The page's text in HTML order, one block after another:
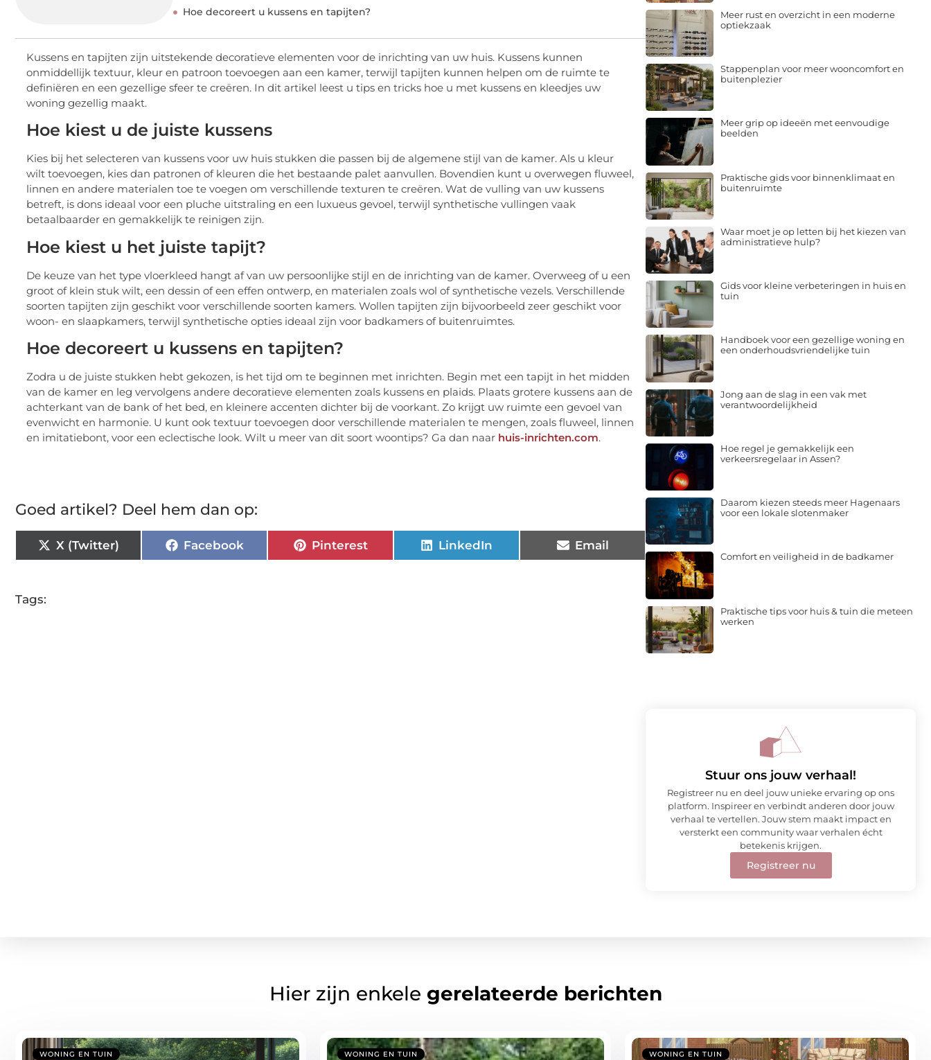
Hoe decoreert u kussens en tapijten?
Kussens en tapijten zijn uitstekende decoratieve elementen voor de inrichting van uw huis. Kussens kunnen
onmiddellijk textuur, kleur en patroon toevoegen aan een kamer, terwijl tapijten kunnen helpen om de ruimte te
definiëren en een gezellige sfeer te creëren. In dit artikel leest u tips en tricks hoe u met kussens en kleedjes uw
woning gezellig maakt.
Hoe kiest u de juiste kussens
Kies bij het selecteren van kussens voor uw huis stukken die passen bij de algemene stijl van de kamer. Als u kleur
wilt toevoegen, kies dan patronen of kleuren die het bestaande palet aanvullen. Bovendien kunt u overwegen fluweel,
linnen en andere materialen toe te voegen om verschillende texturen te creëren. Wat de vulling van uw kussens
betreft, is dons ideaal voor een pluche uitstraling en een luxueus gevoel, terwijl synthetische vullingen vaak
betaalbaarder en gemakkelijk te reinigen zijn.
Hoe kiest u het juiste tapijt?
De keuze van het type vloerkleed hangt af van uw persoonlijke stijl en de inrichting van de kamer. Overweeg of u een
groot of klein stuk wilt, een dessin of een effen ontwerp, en materialen zoals wol of synthetische vezels. Verschillende
soorten tapijten zijn geschikt voor verschillende soorten kamers. Wollen tapijten zijn bijvoorbeeld zeer geschikt voor
woon- en slaapkamers, terwijl synthetische opties ideaal zijn voor badkamers of buitenruimtes.
Hoe decoreert u kussens en tapijten?
Zodra u de juiste stukken hebt gekozen, is het tijd om te beginnen met inrichten. Begin met een tapijt in het midden
van de kamer en leg vervolgens andere decoratieve elementen zoals kussens en plaids. Plaats grotere kussens aan de
achterkant van de bank of het bed, en kleinere accenten dichter bij de voorkant. Zo krijgt uw ruimte een gevoel van
evenwicht en harmonie. U kunt ook textuur toevoegen door verschillende materialen te mengen, zoals fluweel, linnen
en imitatiebont, voor een eclectische look. Wilt u meer van dit soort woontips? Ga dan naar huis-inrichten.com.
Goed artikel? Deel hem dan op:
X (Twitter) Facebook Pinterest LinkedIn Email
Tags:
Meer rust en overzicht in een moderne
optiekzaak
Stappenplan voor meer wooncomfort en
buitenplezier
Meer grip op ideeën met eenvoudige
beelden
Praktische gids voor binnenklimaat en
buitenruimte
Waar moet je op letten bij het kiezen van
administratieve hulp?
Gids voor kleine verbeteringen in huis en
tuin
Handboek voor een gezellige woning en
een onderhoudsvriendelijke tuin
Jong aan de slag in een vak met
verantwoordelijkheid
Hoe regel je gemakkelijk een
verkeersregelaar in Assen?
Daarom kiezen steeds meer Hagenaars
voor een lokale slotenmaker
Comfort en veiligheid in de badkamer
Praktische tips voor huis & tuin die meteen
werken
Stuur ons jouw verhaal!
Registreer nu en deel jouw unieke ervaring op ons
platform. Inspireer en verbindt anderen door jouw
verhaal te vertellen. Jouw stem maakt impact en
versterkt een community waar verhalen écht
betekenis krijgen.
Registreer nu
Hier zijn enkele gerelateerde berichten
WONING EN TUIN WONING EN TUIN WONING EN TUIN